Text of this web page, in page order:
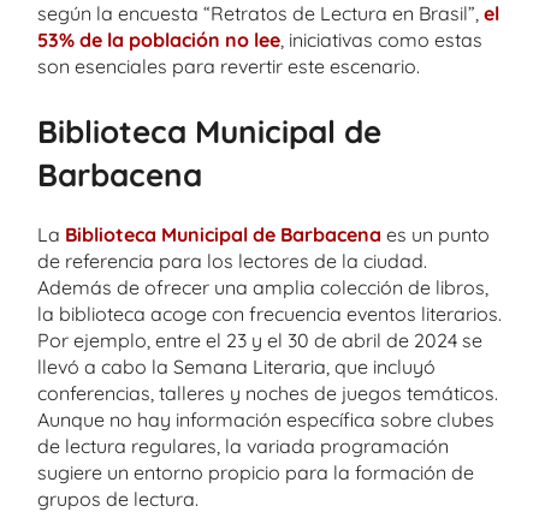
según la encuesta “Retratos de Lectura en Brasil”, el
53% de la población no lee, iniciativas como estas
son esenciales para revertir este escenario.
Biblioteca Municipal de
Barbacena
La Biblioteca Municipal de Barbacena es un punto
de referencia para los lectores de la ciudad.
Además de ofrecer una amplia colección de libros,
la biblioteca acoge con frecuencia eventos literarios.
Por ejemplo, entre el 23 y el 30 de abril de 2024 se
llevó a cabo la Semana Literaria, que incluyó
conferencias, talleres y noches de juegos temáticos.
Aunque no hay información específica sobre clubes
de lectura regulares, la variada programación
sugiere un entorno propicio para la formación de
grupos de lectura.